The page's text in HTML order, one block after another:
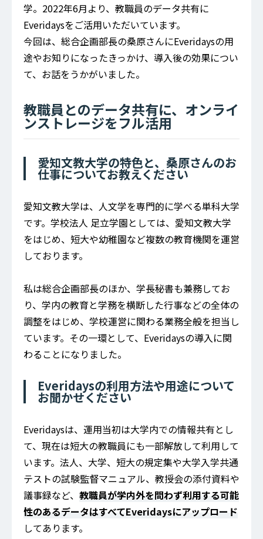
学。2022年6月より、教職員のデータ共有に
Everidaysをご活用いただいています。
今回は、総合企画部長の桑原さんにEveridaysの用
途やお知りになったきっかけ、導入後の効果につい
て、お話をうかがいました。
教職員とのデータ共有に、オンライ
ンストレージをフル活用
愛知文教大学の特色と、桑原さんのお
仕事についてお教えください
愛知文教大学は、人文学を専門的に学べる単科大学
です。学校法人 足立学園としては、愛知文教大学
をはじめ、短大や幼稚園など複数の教育機関を運営
しております。
私は総合企画部長のほか、学長秘書も兼務してお
り、学内の教育と学務を横断した行事などの全体の
調整をはじめ、学校運営に関わる業務全般を担当し
ています。その一環として、Everidaysの導入に関
わることになりました。
Everidaysの利用方法や用途について
お聞かせください
Everidaysは、運用当初は大学内での情報共有とし
て、現在は短大の教職員にも一部解放して利用して
います。法人、大学、短大の規定集や大学入学共通
テストの試験監督マニュアル、教授会の添付資料や
議事録など、 教職員が学内外を問わず利用する可能
性のあるデータはすべてEveridaysにアップロード
してあります。